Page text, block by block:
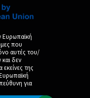
Ευρωπαϊκή
που
αυτές του/
δεν
της
για